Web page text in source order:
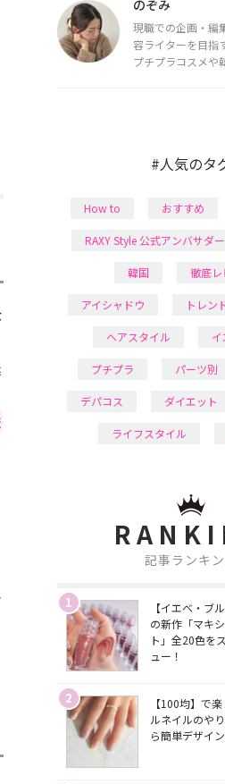
ライターとして活
都内で16タイプパ
断・顔タイプ診断
メージコンサルテ
のぞみ
現職での企画・編
容ライターを目指す
プチプラコスメや
で最新情報をチ
間に取り入れら
#人気のタ
How to おすすめ
RAXY Style 公式アンバサダー
韓国 徹底レ
アイシャドウ トレン
ヘアスタイル
プチプラ パーツ別
デパコス ダイエット
ライフスタイル
記事ランキ
1
【イエベ・ブ
の新作「マキ
ト」全20色を
ュー！
2
【100均】で
ルネイルのや
ら簡単デザイ